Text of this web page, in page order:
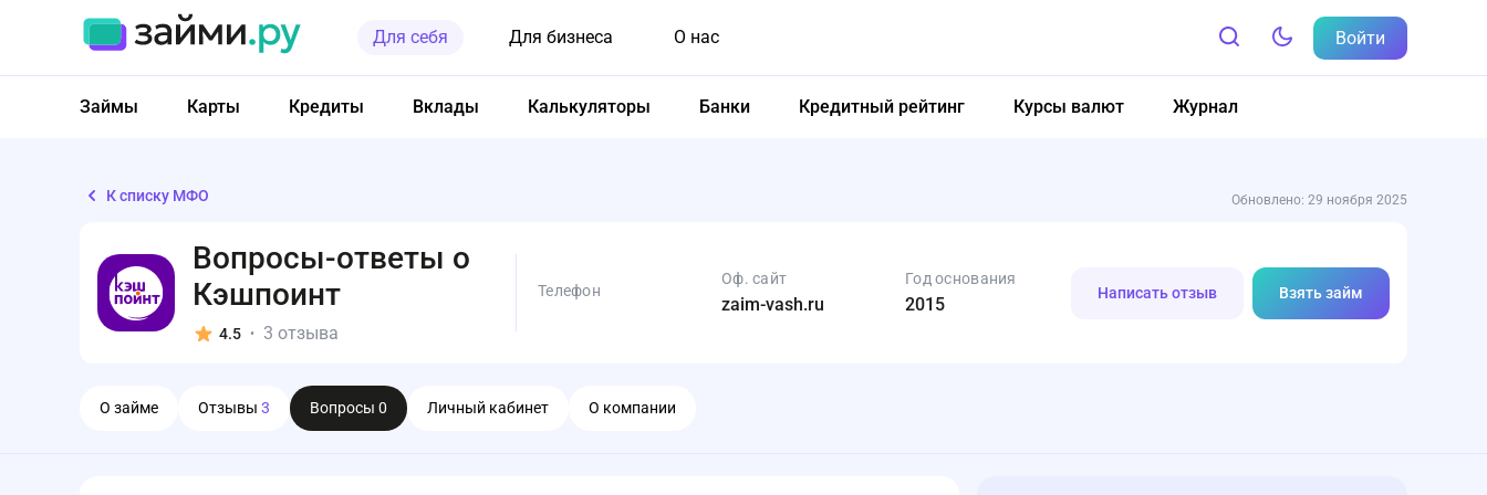
Для себя Для бизнеса О нас Войти
Займы Карты Кредиты Вклады Калькуляторы Банки Кредитный рейтинг Курсы валют Журнал
К списку МФО Обновлено: 29 ноября 2025
Вопросы-ответы о
Кэшпоинт
4.5 • 3 отзыва
Телефон
Оф. сайт
zaim-vash.ru
Год основания
2015
Написать отзыв Взять займ
О займе Отзывы 3 Вопросы 0 Личный кабинет О компании